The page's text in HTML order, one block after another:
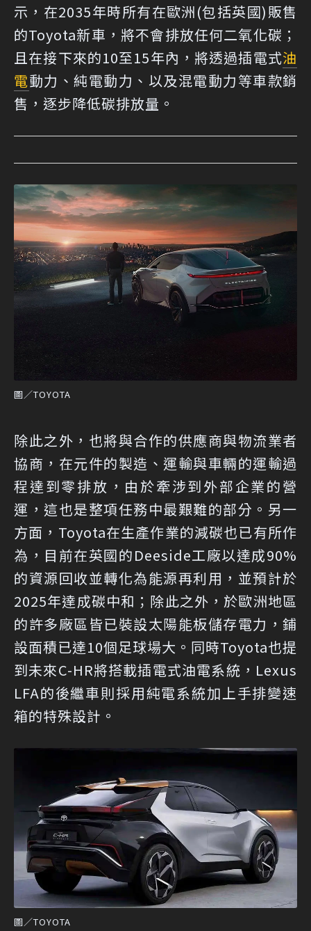
示，在2035年時所有在歐洲(包括英國)販售
的Toyota新車，將不會排放任何二氧化碳；
且在接下來的10至15年內，將透過插電式油
電動力、純電動力、以及混電動力等車款銷
售，逐步降低碳排放量。
圖／TOYOTA
除此之外，也將與合作的供應商與物流業者
協商，在元件的製造、運輸與車輛的運輸過
程達到零排放，由於牽涉到外部企業的營
運，這也是整項任務中最艱難的部分。另一
方面，Toyota在生產作業的減碳也已有所作
為，目前在英國的Deeside工廠以達成90%
的資源回收並轉化為能源再利用，並預計於
2025年達成碳中和；除此之外，於歐洲地區
的許多廠區皆已裝設太陽能板儲存電力，鋪
設面積已達10個足球場大。同時Toyota也提
到未來C-HR將搭載插電式油電系統，Lexus
LFA的後繼車則採用純電系統加上手排變速
箱的特殊設計。
圖／TOYOTA